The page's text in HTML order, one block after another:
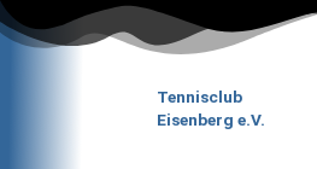
Zum
Inhalt
Tennisclub
Eisenberg e.V.